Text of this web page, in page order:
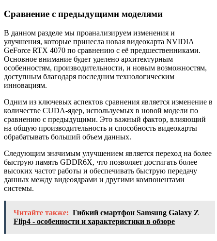
Сравнение с предыдущими моделями
В данном разделе мы проанализируем изменения и
улучшения, которые принесла новая видеокарта NVIDIA
GeForce RTX 4070 по сравнению с её предшественниками.
Основное внимание будет уделено архитектурным
особенностям, производительности, и новым возможностям,
доступным благодаря последним технологическим
инновациям.
Одним из ключевых аспектов сравнения является изменение в
количестве CUDA-ядер, используемых в новой модели по
сравнению с предыдущими. Это важный фактор, влияющий
на общую производительность и способность видеокарты
обрабатывать больший объем данных.
Следующим значимым улучшением является переход на более
быструю память GDDR6X, что позволяет достигать более
высоких частот работы и обеспечивать быструю передачу
данных между видеоядрами и другими компонентами
системы.
Читайте также: Гибкий смартфон Samsung Galaxy Z
Flip4 - особенности и характеристики в обзоре